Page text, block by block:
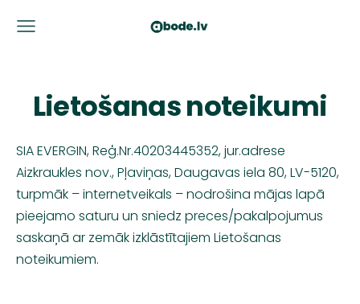
Lietošanas noteikumi
SIA EVERGIN, Reģ.Nr.40203445352, jur.adrese
Aizkraukles nov., Pļaviņas, Daugavas iela 80, LV-5120,
turpmāk – internetveikals – nodrošina mājas lapā
pieejamo saturu un sniedz preces/pakalpojumus
saskaņā ar zemāk izklāstītajiem Lietošanas
noteikumiem.